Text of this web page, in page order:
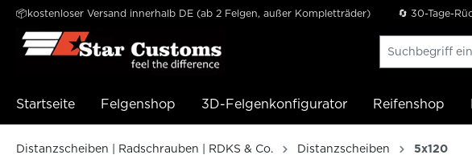
springen Zur Hauptnavigation springen
📦kostenloser Versand innerhalb DE (ab 2 Felgen, außer Kompletträder) 🔄 30-Tage-
Startseite Felgenshop 3D-Felgenkonfigurator Reifenshop
Distanzscheiben | Radschrauben | RDKS & Co. Distanzscheiben 5x120